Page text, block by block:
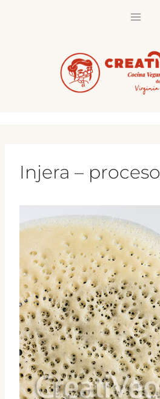
Injera – proceso